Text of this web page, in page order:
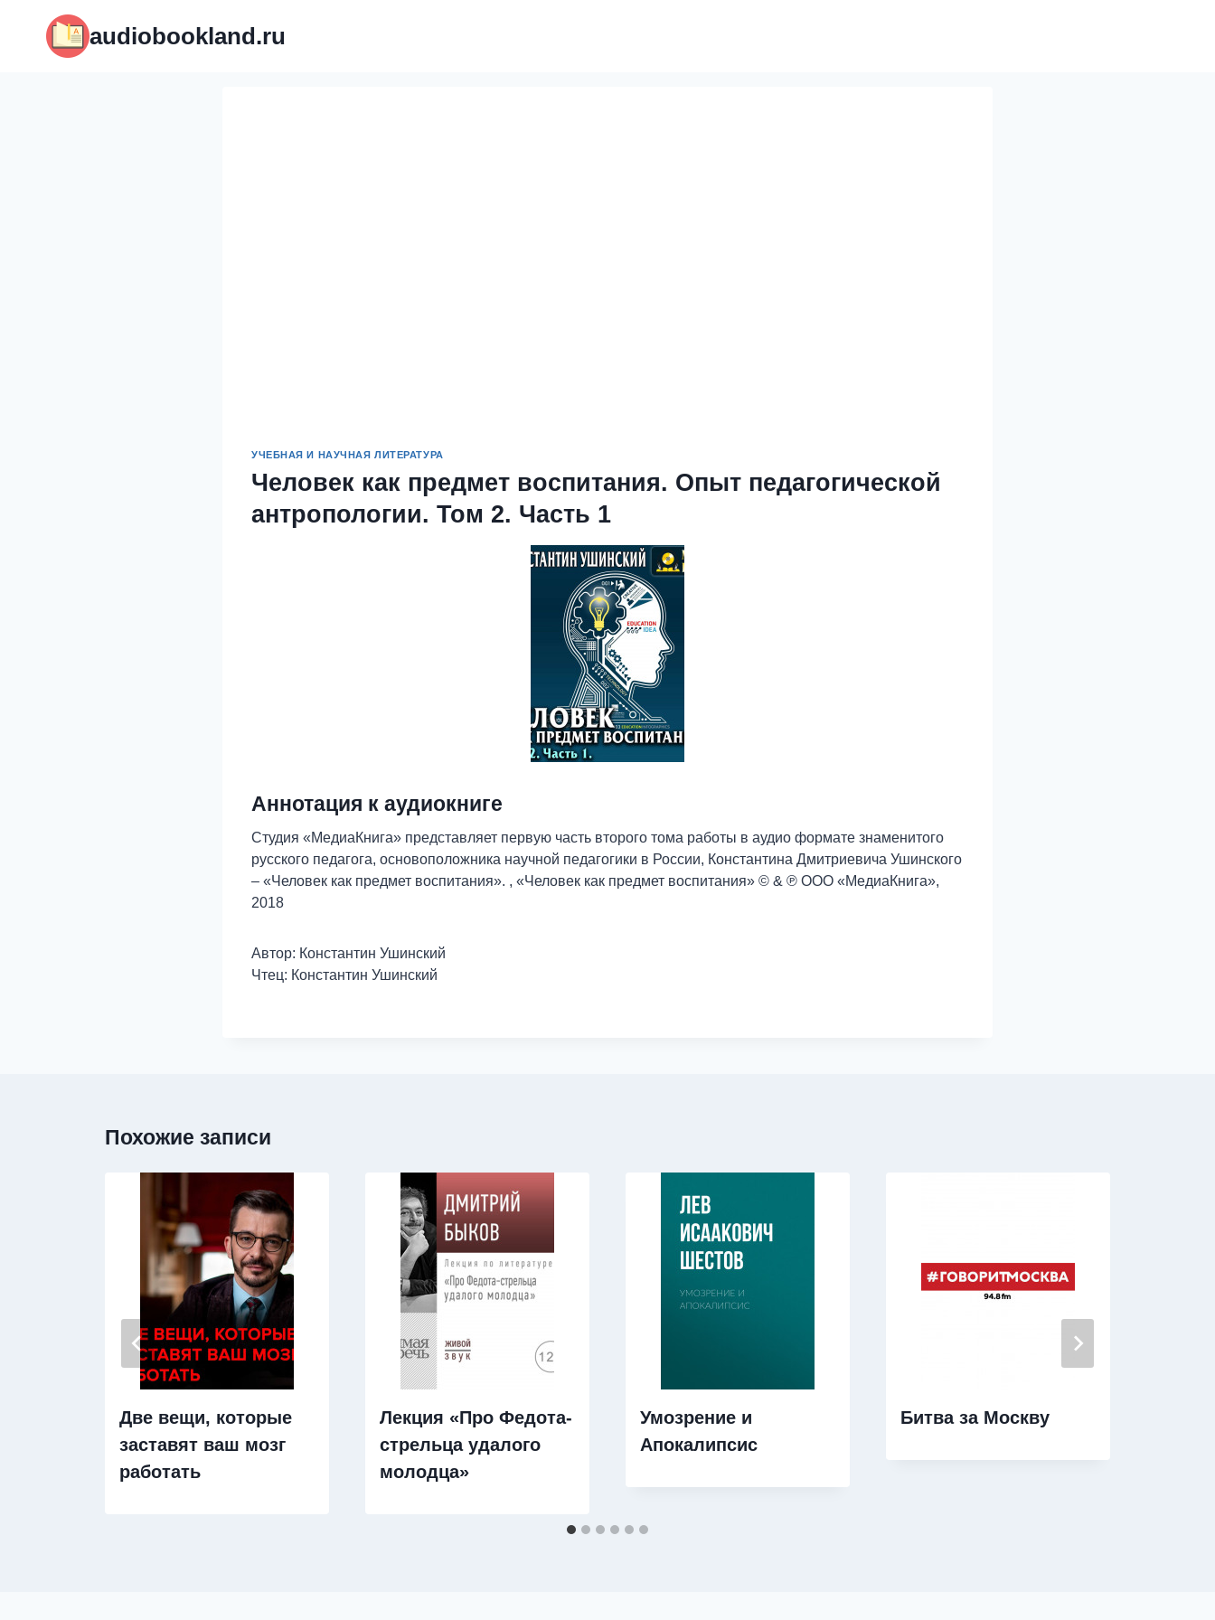
содержимому
audiobookland.ru
УЧЕБНАЯ И НАУЧНАЯ ЛИТЕРАТУРА
Человек как предмет воспитания. Опыт педагогической
антропологии. Том 2. Часть 1
Аннотация к аудиокниге
Студия «МедиаКнига» представляет первую часть второго тома работы в аудио формате знаменитого
русского педагога, основоположника научной педагогики в России, Константина Дмитриевича Ушинского
– «Человек как предмет воспитания». , «Человек как предмет воспитания» © & ℗ ООО «МедиаКнига»,
2018
Автор: Константин Ушинский
Чтец: Константин Ушинский
Похожие записи
Две вещи, которые
заставят ваш мозг
работать
Лекция «Про Федота-
стрельца удалого
молодца»
Умозрение и
Апокалипсис
Битва за Москву